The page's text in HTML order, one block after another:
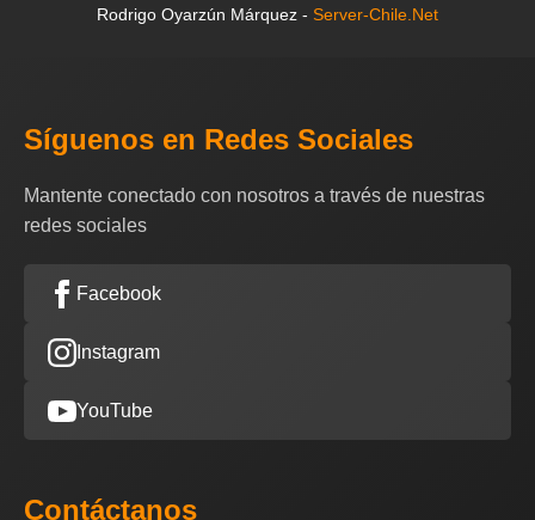
Rodrigo Oyarzún Márquez - Server-Chile.Net
Síguenos en Redes Sociales
Mantente conectado con nosotros a través de nuestras
redes sociales
Facebook
Instagram
YouTube
Contáctanos